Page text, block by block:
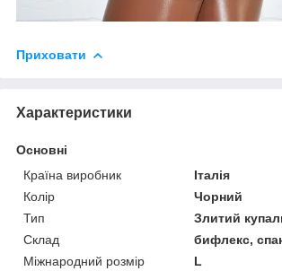
Приховати
Характеристики
Основні
Країна виробник
Італія
Колір
Чорний
Тип
Злитий
Склад
бифлекс,
Міжнародний розмір
L